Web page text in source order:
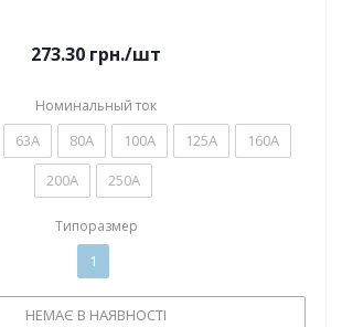
273.30 грн./шт
Номинальный ток
63А 80А 100А 125А
160А
200А
250А
Типоразмер
1
НЕМАЄ В НАЯВНОСТІ